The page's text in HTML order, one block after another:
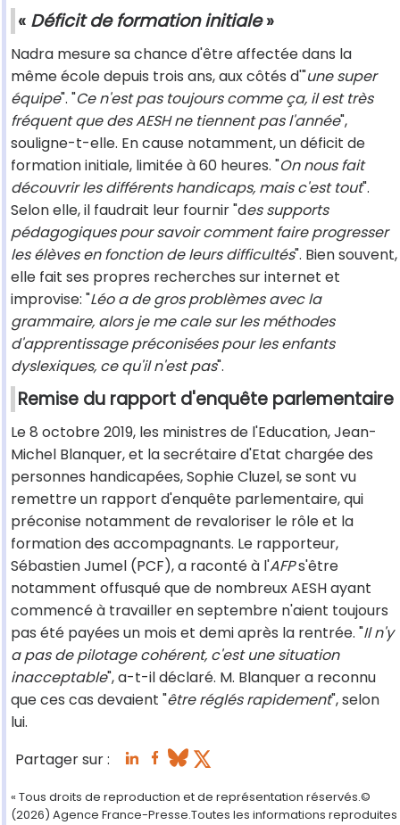
« Déficit de formation initiale»
Nadra mesure sa chance d'être affectée dans la
même école depuis trois ans, aux côtés d'"une super
équipe". "Ce n'est pas toujours comme ça, il est très
fréquent que des AESH ne tiennent pas l'année",
souligne-t-elle. En cause notamment, un déficit de
formation initiale, limitée à 60 heures. "On nous fait
découvrir les différents handicaps, mais c'est tout".
Selon elle, il faudrait leur fournir "des supports
pédagogiques pour savoir comment faire progresser
les élèves en fonction de leurs difficultés". Bien souvent,
elle fait ses propres recherches sur internet et
improvise: "Léo a de gros problèmes avec la
grammaire, alors je me cale sur les méthodes
d'apprentissage préconisées pour les enfants
dyslexiques, ce qu'il n'est pas".
Remise du rapport d'enquête parlementaire
Le 8 octobre 2019, les ministres de l'Education, Jean-
Michel Blanquer, et la secrétaire d'Etat chargée des
personnes handicapées, Sophie Cluzel, se sont vu
remettre un rapport d'enquête parlementaire, qui
préconise notamment de revaloriser le rôle et la
formation des accompagnants. Le rapporteur,
Sébastien Jumel (PCF), a raconté à l'AFPs'être
notamment offusqué que de nombreux AESH ayant
commencé à travailler en septembre n'aient toujours
pas été payées un mois et demi après la rentrée. "Il n'y
a pas de pilotage cohérent, c'est une situation
inacceptable", a-t-il déclaré. M. Blanquer a reconnu
que ces cas devaient "être réglés rapidement", selon
lui.
Partager sur :
« Tous droits de reproduction et de représentation réservés.©
(2026) Agence France-Presse.Toutes les informations reproduites